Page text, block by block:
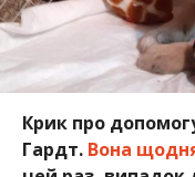
Малюк не встає на
чутливість. Тож
допоможе.